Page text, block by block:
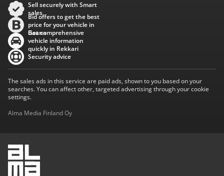
Sell securely with Smart
sales
Bid offers to get the best
price for your vehicle in
Baana
Get comprehensive
vehicle information
quickly in Rekkari
Security advice
The sales ads in this service are paid ads, shown to you based on your
searches. You can affect other, targeted advertising through your cookie
settings.
Alma Media Finland Oy